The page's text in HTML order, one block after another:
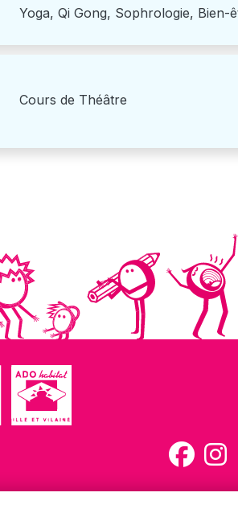
Yoga, Qi Gong, Sophrologie, Bien-
Cours de Théâtre